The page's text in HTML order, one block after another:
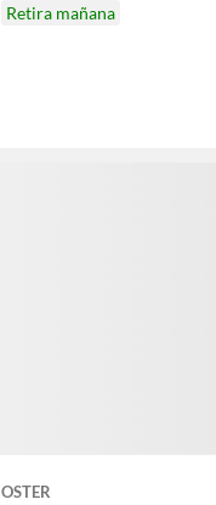
Retira mañana
OSTER